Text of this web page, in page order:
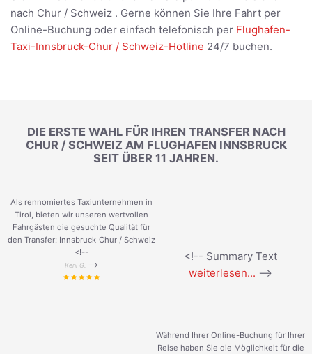
nach Chur / Schweiz . Gerne können Sie Ihre Fahrt per
Online-Buchung oder einfach telefonisch per Flughafen-
Taxi-Innsbruck-Chur / Schweiz-Hotline 24/7 buchen.
DIE ERSTE WAHL FÜR IHREN TRANSFER NACH
CHUR / SCHWEIZ AM FLUGHAFEN INNSBRUCK
SEIT ÜBER 11 JAHREN.
Als rennomiertes Taxiunternehmen in
Tirol, bieten wir unseren wertvollen
Fahrgästen die gesuchte Qualität für
den Transfer: Innsbruck-Chur / Schweiz
<!--
Keni G. -->
<!-- Summary Text
weiterlesen... -->
Während Ihrer Online-Buchung für Ihrer
Reise haben Sie die Möglichkeit für die